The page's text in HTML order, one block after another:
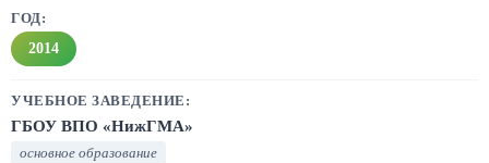
2014
ГБОУ ВПО «НижГМА»
основное образование